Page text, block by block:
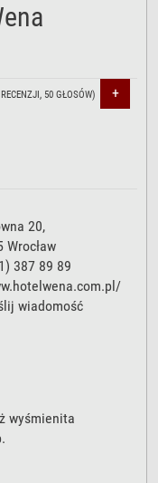
RECENZJI, 50 GŁOSÓW) +
20,
Wrocław
387 89 89
wiadomość
wyśmienita